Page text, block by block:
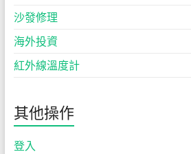
沙發修理
海外投資
紅外線溫度計
其他操作
登入